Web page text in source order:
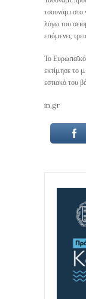
τσουνάμι στο
λόγω του
επόμενες
Το
εκτίμησε το
εστιακό του
in.gr